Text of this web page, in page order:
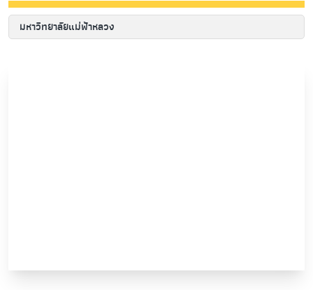
มหาวิทยาลัยแม่ฟ้าหลวง